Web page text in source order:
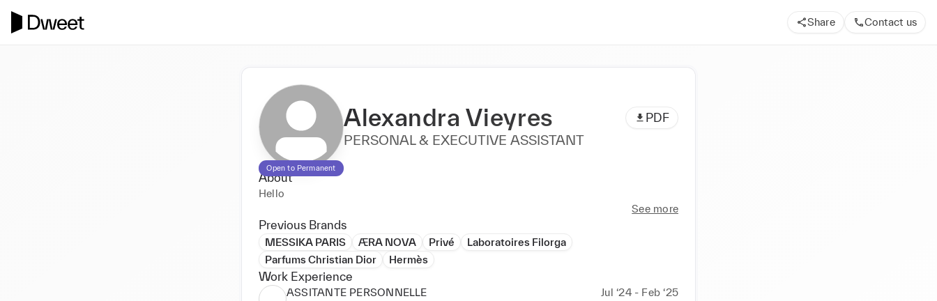
Share Contact us
Open to Permanent
Alexandra Vieyres PDF
PERSONAL & EXECUTIVE ASSISTANT
About
Hello
See more
Previous Brands
MESSIKA PARIS ÆRA NOVA Privé
Laboratoires Filorga
Parfums Christian Dior
Hermès
Work Experience
ASSITANTE PERSONNELLE
Jul ‘24 - Feb ‘25